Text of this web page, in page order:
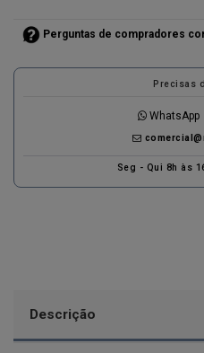
Perguntas de compradores
Precisas
WhatsApp
Seg - Qui 8h às
Descrição